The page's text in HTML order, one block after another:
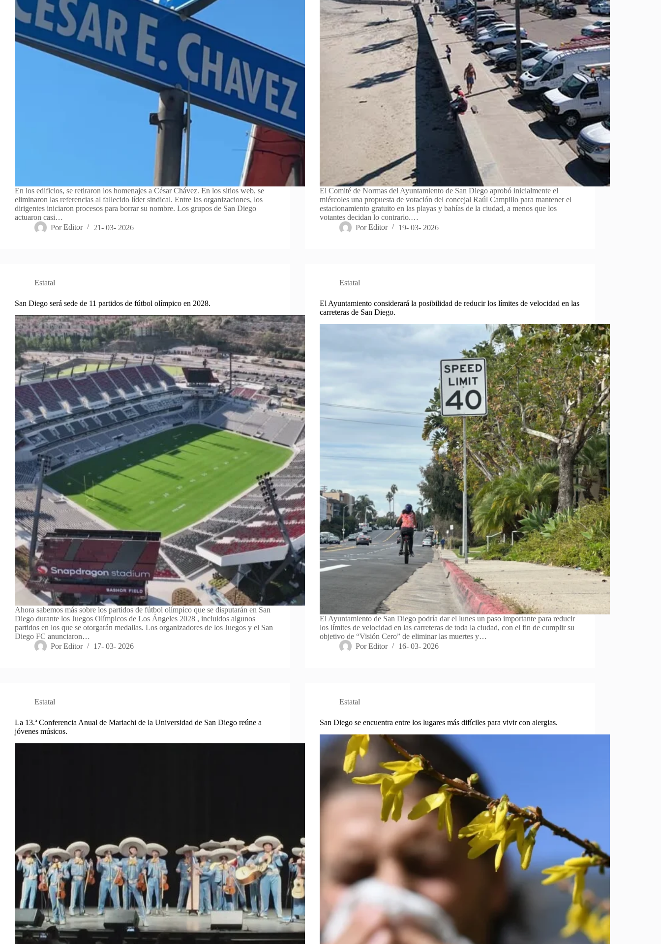
En los edificios, se retiraron los homenajes a César Chávez. En los sitios web, se
eliminaron las referencias al fallecido líder sindical. Entre las organizaciones, los
dirigentes iniciaron procesos para borrar su nombre. Los grupos de San Diego
actuaron casi…
Por Editor 21- 03- 2026
El Comité de Normas del Ayuntamiento de San Diego aprobó inicialmente el
miércoles una propuesta de votación del concejal Raúl Campillo para mantener el
estacionamiento gratuito en las playas y bahías de la ciudad, a menos que los
votantes decidan lo contrario.…
Por Editor 19- 03- 2026
Estatal
San Diego será sede de 11 partidos de fútbol olímpico en 2028.
Ahora sabemos más sobre los partidos de fútbol olímpico que se disputarán en San
Diego durante los Juegos Olímpicos de Los Ángeles 2028 , incluidos algunos
partidos en los que se otorgarán medallas. Los organizadores de los Juegos y el San
Diego FC anunciaron…
Por Editor 17- 03- 2026
Estatal
El Ayuntamiento considerará la posibilidad de reducir los límites de velocidad en las
carreteras de San Diego.
El Ayuntamiento de San Diego podría dar el lunes un paso importante para reducir
los límites de velocidad en las carreteras de toda la ciudad, con el fin de cumplir su
objetivo de “Visión Cero” de eliminar las muertes y…
Por Editor 16- 03- 2026
Estatal
La 13.ª Conferencia Anual de Mariachi de la Universidad de San Diego reúne a
jóvenes músicos.
Estatal
San Diego se encuentra entre los lugares más difíciles para vivir con alergias.